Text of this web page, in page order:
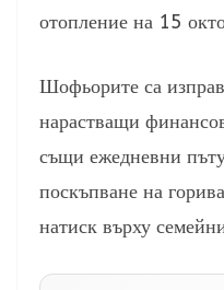
отопление на 15
Шофьорите са
нарастващи
същи ежедневни
поскъпване на
натиск върху